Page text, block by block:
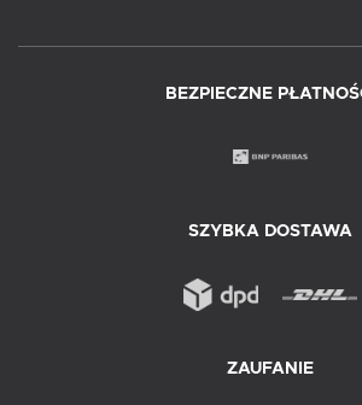
BEZPIECZNE
SZYBKA DOSTAWA
ZAUFANIE